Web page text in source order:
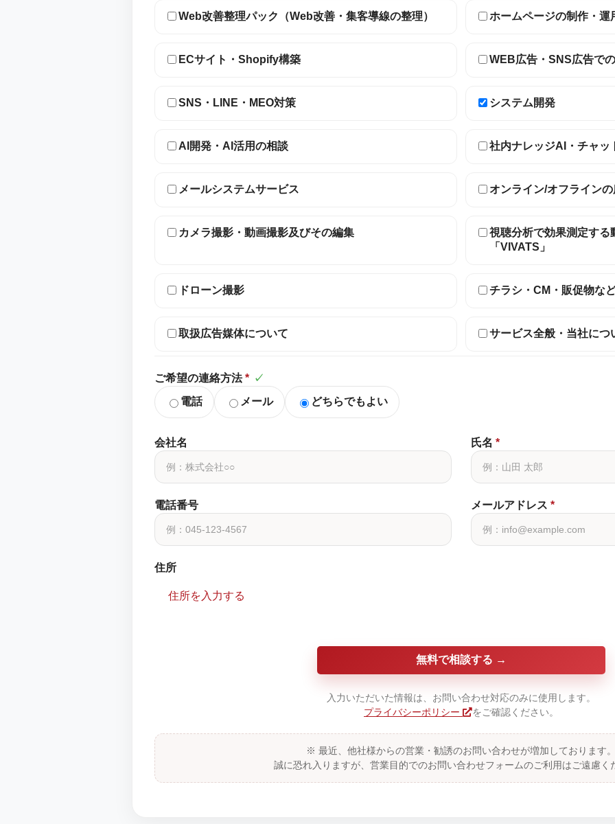
Web改善整理パック（Web改善・集客導線の整理） ホームページの制作・運
ECサイト・Shopify構築 WEB広告・SNS広告で
SNS・LINE・MEO対策 システム開発
AI開発・AI活用の相談 社内ナレッジAI・チャッ
メールシステムサービス オンライン/オフライン
カメラ撮影・動画撮影及びその編集
視聴分析で効果測定する
「VIVATS」
ドローン撮影 チラシ・CM・販促物な
取扱広告媒体について サービス全般・当社につ
ご希望の連絡方法 * ✓
電話 メール どちらでもよい
会社名 氏名 *
電話番号 メールアドレス *
住所
住所を入力する
無料で相談する
入力いただいた情報は、お問い合わせ対応のみに使用します。
プライバシーポリシー
をご確認ください。
※ 最近、他社様からの営業・勧誘のお問い合わせが増加しております
誠に恐れ入りますが、営業目的でのお問い合わせフォームのご利用はご遠慮く